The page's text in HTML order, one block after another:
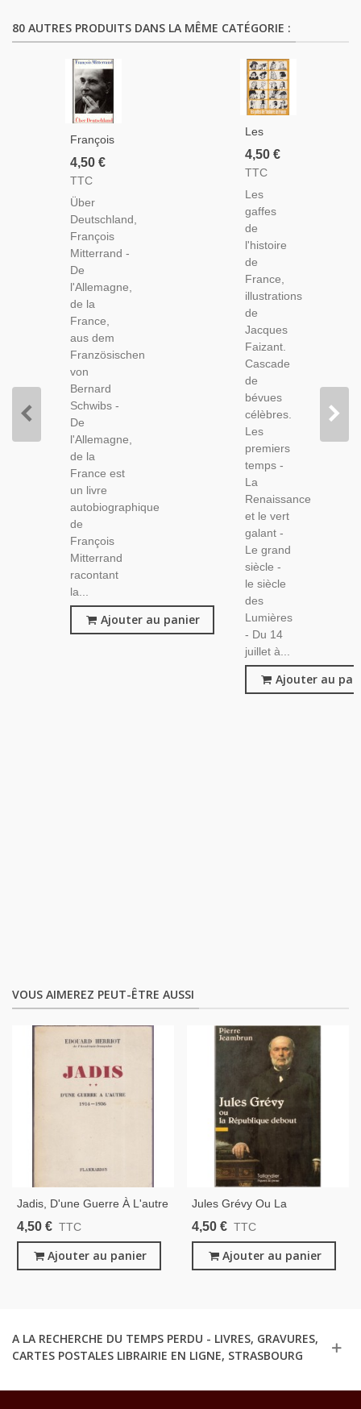
80 AUTRES PRODUITS DANS LA MÊME CATÉGORIE :
François
Mitterrand,
Über
B.
Schwibs,
1996 -
De
L'Allemagne,
De La
France,
Réunification
Allemagne,
Socialistes,
4,50 €
TTC
Über
Deutschland,
François
Mitterrand -
De
l'Allemagne,
de la
France,
aus dem
Französischen
von
Bernard
Schwibs -
De
l'Allemagne,
de la
France est
un livre
autobiographique
de
François
Mitterrand
racontant
la...
Ajouter au panier
Les
Gaffes
De
De
France,
Illustrations
De
Jacques
Faizant,
1973 -
Humour,
Caricatures
Politiques,
4,50 €
TTC
Les
gaffes
de
l'histoire
de
France,
illustrations
de
Jacques
Faizant.
Cascade
de
bévues
célèbres.
Les
premiers
temps -
La
Renaissance
et le vert
galant -
Le grand
siècle -
le siècle
des
Lumières
- Du 14
juillet à...
Ajouter au
VOUS AIMEREZ PEUT-ÊTRE AUSSI
Jadis, D'une Guerre À L'autre
1914-1936, Edouard Herriot,
République
4,50 € TTC
Ajouter au panier
Jules Grévy Ou La
République Debout, Pierre
Politique, Président IIIe
République
4,50 € TTC
Ajouter au panier
A LA RECHERCHE DU TEMPS PERDU - LIVRES, GRAVURES,
CARTES POSTALES LIBRAIRIE EN LIGNE, STRASBOURG